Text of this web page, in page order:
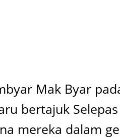
Mak Byar
bertajuk
mereka dalam